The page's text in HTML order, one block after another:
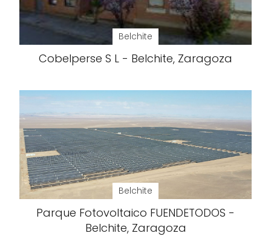
Belchite
Cobelperse S L - Belchite, Zaragoza
Belchite
Parque Fotovoltaico FUENDETODOS -
Belchite, Zaragoza